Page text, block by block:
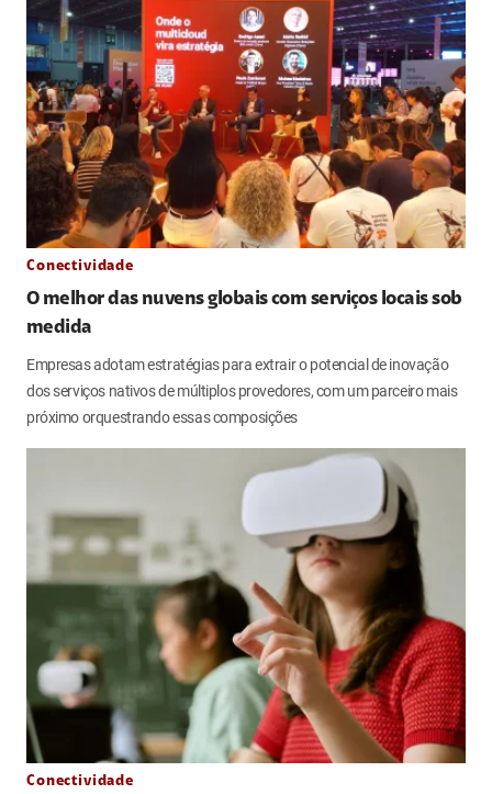
Conectividade
O melhor das nuvens globais com serviços locais sob
medida
Empresas adotam estratégias para extrair o potencial de inovação
dos serviços nativos de múltiplos provedores, com um parceiro mais
próximo orquestrando essas composições
Conectividade